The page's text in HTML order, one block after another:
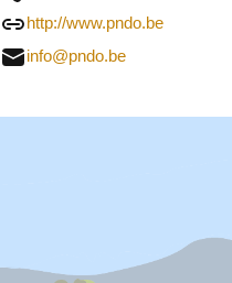
http://www.pndo.be
info@pndo.be